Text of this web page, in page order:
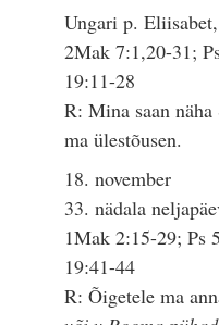
Ungari p.
2Mak 7:1,20-31;
19:11-28
R: Mina saan
ma ülestõusen.
18. november
33. nädala
1Mak 2:15-29; Ps
19:41-44
R: Õigetele ma